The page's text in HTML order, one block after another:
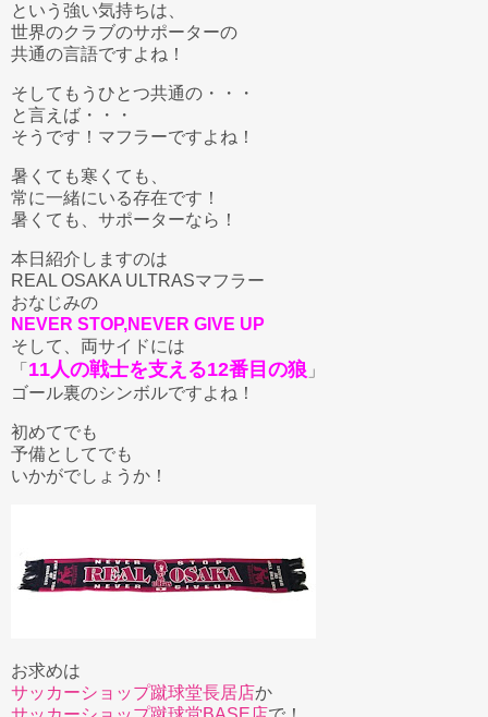
という強い気持ちは、
世界のクラブのサポーターの
共通の言語ですよね！
そしてもうひとつ共通の・・・
と言えば・・・
そうです！マフラーですよね！
暑くても寒くても、
常に一緒にいる存在です！
暑くても、サポーターなら！
本日紹介しますのは
REAL OSAKA ULTRASマフラー
おなじみの
NEVER STOP,NEVER GIVE UP
そして、両サイドには
「 11人の戦士を支える12番目の狼 」
ゴール裏のシンボルですよね！
初めてでも
予備としてでも
いかがでしょうか！
お求めは
サッカーショップ蹴球堂長居店か